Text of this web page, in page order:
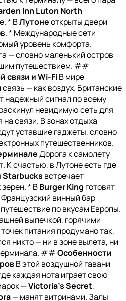
Inn Luton North
* ВЛутонеоткрыты двери
* Международные сети
уровень комфорта.
— словно маленький остров
путешествием. ##
связи и Wi-FiВ мире
— как воздух. Британские
надежный сигнал по всему
невидимую сеть для
на связи. В зонах отдыха
уставшие гаджеты, словно
путешественников.
Дорога к самолету
К счастью, в Лутоне есть где
Starbucks встречает
* ВBurger King готовят
винный бар
по вкусам Европы.
выпечкой, горячими
питания продумано так,
никто — ни в зоне вылета, ни
##Особенности
В этой воздушной гавани
каждая нота играет свою
—Victoria's Secret,
— манят витринами. Залы